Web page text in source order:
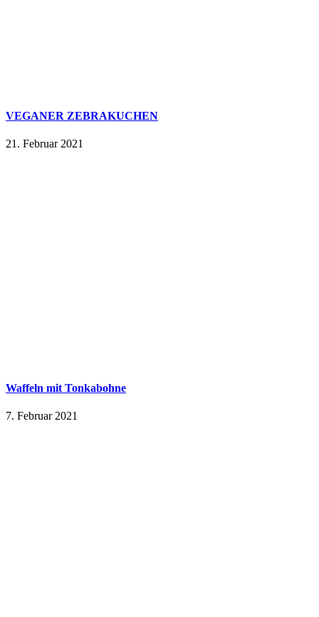
VEGANER ZEBRAKUCHEN
21. Februar 2021
Waffeln mit Tonkabohne
7. Februar 2021